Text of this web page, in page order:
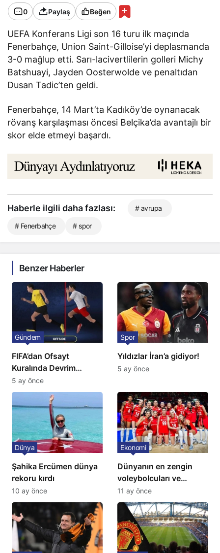
0 Paylaş Beğen
UEFA Konferans Ligi son 16 turu ilk maçında
Fenerbahçe, Union Saint-Gilloise’yi deplasmanda
3-0 mağlup etti. Sarı-lacivertlilerin golleri Michy
Batshuayi, Jayden Oosterwolde ve penaltıdan
Dusan Tadic’ten geldi.
Fenerbahçe, 14 Mart’ta Kadıköy’de oynanacak
rövanş karşılaşması öncesi Belçika’da avantajlı bir
skor elde etmeyi başardı.
Haberle ilgili daha fazlası: # avrupa
# Fenerbahçe # spor
Benzer Haberler
FIFA’dan Ofsayt
Kuralında Devrim
Niteliğinde Onay
Gündem
5 ay önce
Yıldızlar İran’a gidiyor!
Spor
5 ay önce
Şahika Ercümen dünya
rekoru kırdı
Dünya
10 ay önce
Dünyanın en zengin
voleybolcuları ve
servetleri açıklandı:
Listede 2 Türk yıldız
bulunuyor
Ekonomi
11 ay önce